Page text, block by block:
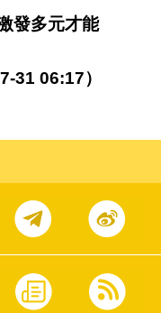
發多元才能
31 06:17）